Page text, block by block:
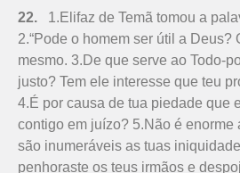
22. 1.Elifaz de Temã tomou a
2.“Pode o homem ser útil a Deus?
mesmo. 3.De que serve ao Todo-
justo? Tem ele interesse que teu
4.É por causa de tua piedade que
contigo em juízo? 5.Não é enorme
são inumeráveis as tuas
penhoraste os teus irmãos e